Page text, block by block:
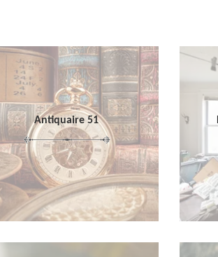
Antiquaire 51